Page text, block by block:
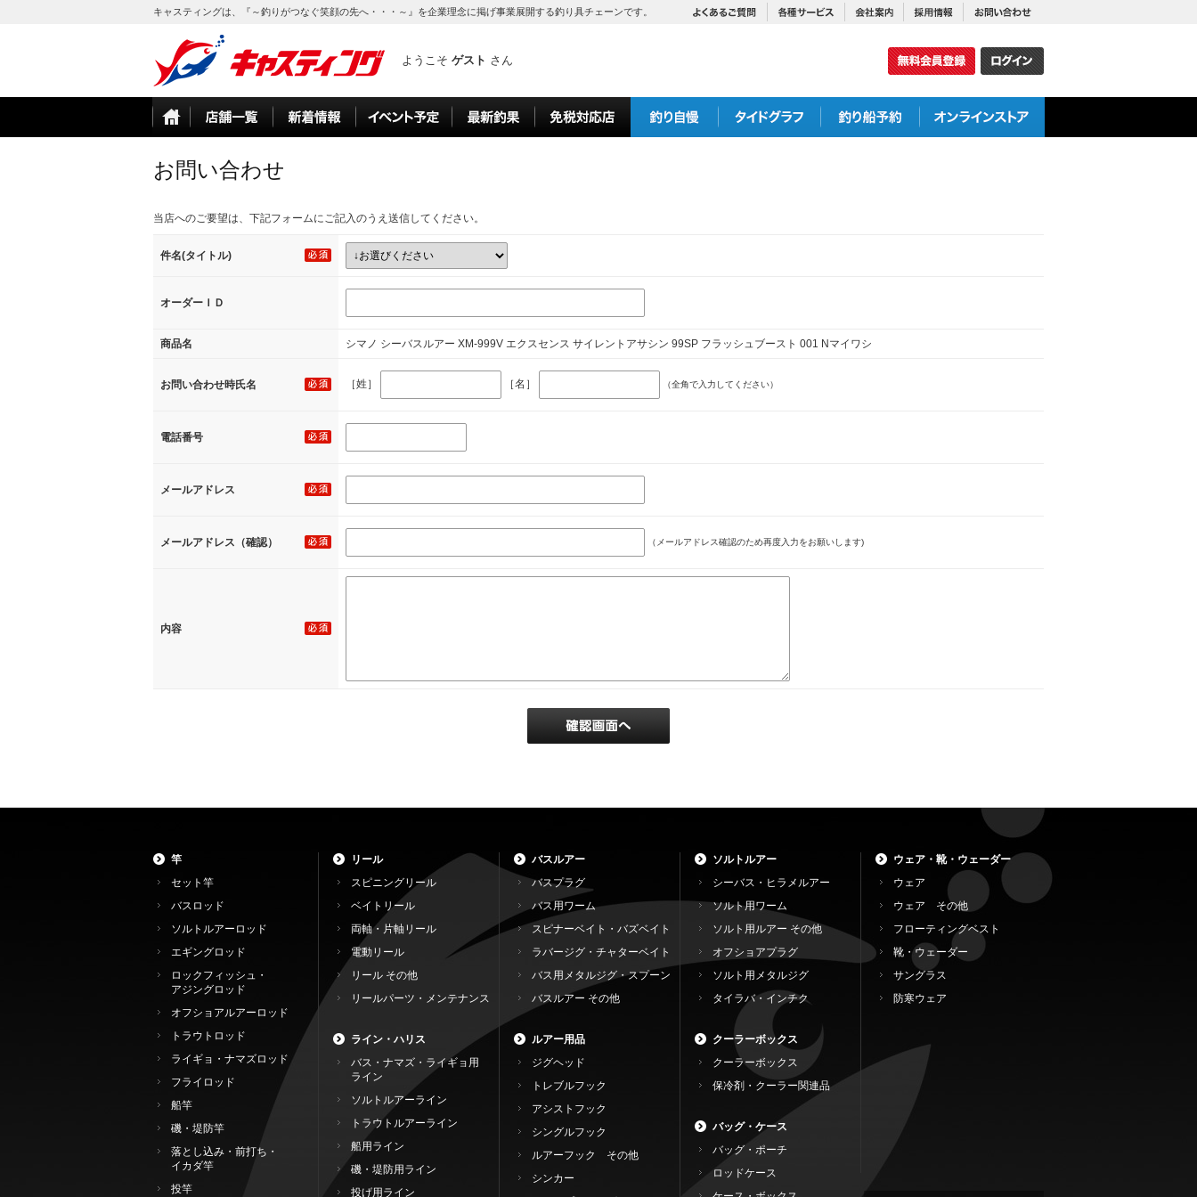
キャスティングは、『～釣りがつなぐ笑顔の先へ・・・～』を企業理念に掲げ事業展開する釣り具チェーンです。
ようこそ ゲスト さん
お問い合わせ
当店へのご要望は、下記フォームにご記入のうえ送信してください。
件名(タイトル)
オーダーＩＤ
商品名 シマノ シーバスルアー XM-999V エクスセンス サイレントアサシン 99SP フラッシュブースト 001 Nマイワシ
お問い合わせ時氏名 ［姓］ ［名］ （全角で入力してください）
電話番号
メールアドレス
メールアドレス（確認） （メールアドレス確認のため再度入力をお願いします)
内容
竿
セット竿
バスロッド
ソルトルアーロッド
エギングロッド
ロックフィッシュ・
アジングロッド
オフショアルアーロッド
トラウトロッド
ライギョ・ナマズロッド
フライロッド
船竿
磯・堤防竿
落とし込み・前打ち・
イカダ竿
投竿
リール
スピニングリール
ベイトリール
両軸・片軸リール
電動リール
リール その他
リールパーツ・メンテナンス
ライン・ハリス
バス・ナマズ・ライギョ用
ライン
ソルトルアーライン
トラウトルアーライン
船用ライン
磯・堤防用ライン
投げ用ライン
バスルアー
バスプラグ
バス用ワーム
スピナーベイト・バズベイト
ラバージグ・チャターベイト
バス用メタルジグ・スプーン
バスルアー その他
ルアー用品
ジグヘッド
トレブルフック
アシストフック
シングルフック
ルアーフック その他
シンカー
ソルトルアー
シーバス・ヒラメルアー
ソルト用ワーム
ソルト用ルアー その他
オフショアプラグ
ソルト用メタルジグ
タイラバ・インチク
クーラーボックス
クーラーボックス
保冷剤・クーラー関連品
バッグ・ケース
バッグ・ポーチ
ロッドケース
ウェア・靴・ウェーダー
ウェア
ウェア その他
フローティングベスト
靴・ウェーダー
サングラス
防寒ウェア